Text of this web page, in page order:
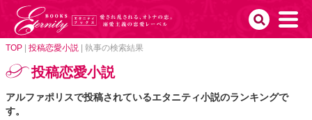
TOP 投稿恋愛小説 執事の検索結果
投稿恋愛小説
アルファポリスで投稿されているエタニティ小説のランキングで
す。